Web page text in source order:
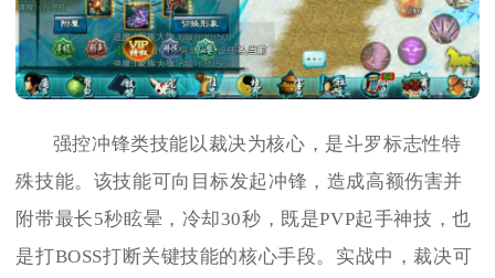
强控冲锋类技能以裁决为核心，是斗罗标志性特
殊技能。该技能可向目标发起冲锋，造成高额伤害并
附带最长5秒眩晕，冷却30秒，既是PVP起手神技，也
是打BOSS打断关键技能的核心手段。实战中，裁决可